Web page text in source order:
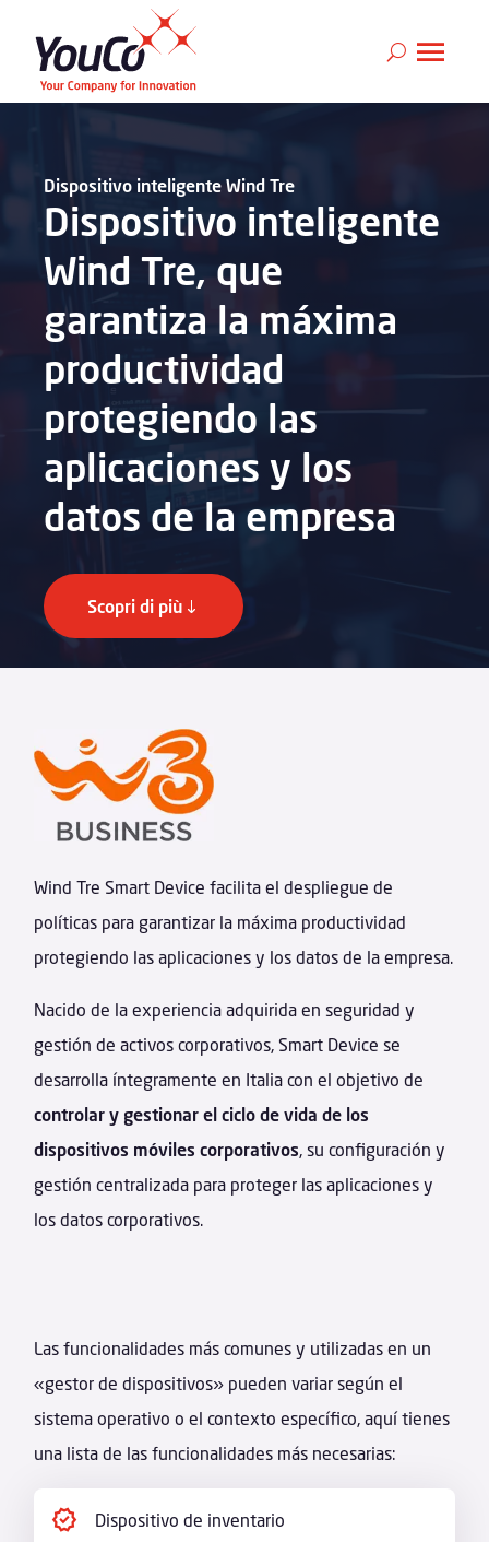
Dispositivo inteligente
Wind Tre, que
garantiza la máxima
productividad
protegiendo las
aplicaciones y los
datos de la empresa
Dispositivo inteligente Wind Tre
Scopri di più
Wind Tre Smart Device facilita el despliegue de
políticas para garantizar la máxima productividad
protegiendo las aplicaciones y los datos de la empresa.
Nacido de la experiencia adquirida en seguridad y
gestión de activos corporativos, Smart Device se
desarrolla íntegramente en Italia con el objetivo de
controlar y gestionar el ciclo de vida de los
dispositivos móviles corporativos, su configuración y
gestión centralizada para proteger las aplicaciones y
los datos corporativos.
Las funcionalidades más comunes y utilizadas en un
«gestor de dispositivos» pueden variar según el
sistema operativo o el contexto específico, aquí tienes
una lista de las funcionalidades más necesarias:
Dispositivo de inventario